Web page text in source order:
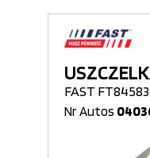
FAST FT84583.
Nr Autos